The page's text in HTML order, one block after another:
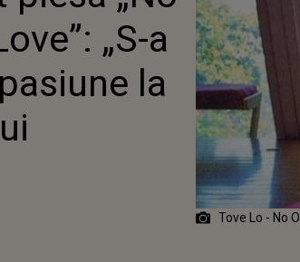
LA REALIZAREA ACESTUI
VIDEOCLIP”
„S-a
la
Tove Lo - No